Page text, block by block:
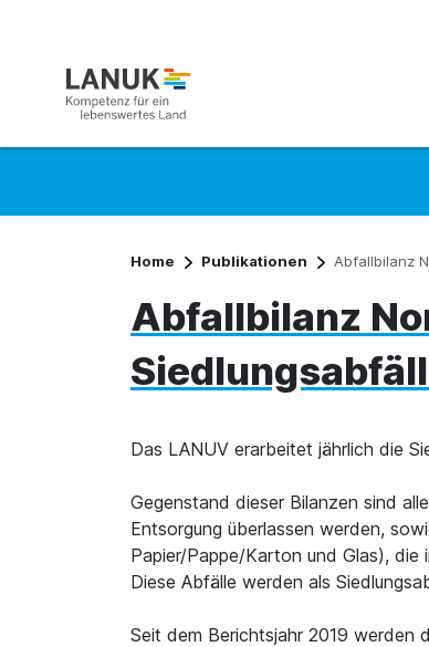
Home Publikationen Abfallbilanz
Abfallbilanz
Das LANUV erarbeitet jährlich die
Gegenstand dieser Bilanzen sind
Entsorgung überlassen werden,
Papier/Pappe/Karton und Glas),
Diese Abfälle werden als
Seit dem Berichtsjahr 2019 werden